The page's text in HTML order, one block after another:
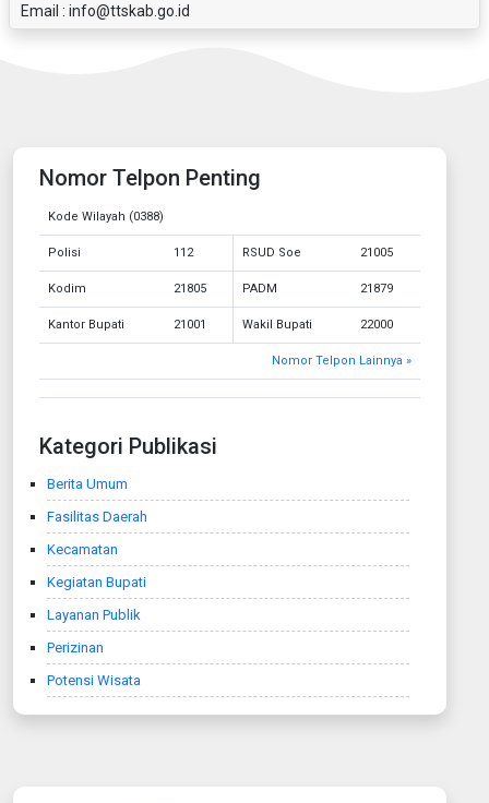
Email : info@ttskab.go.id
Nomor Telpon Penting
Kode Wilayah (0388)
Polisi 112 RSUD Soe 21005
Kodim 21805 PADM 21879
Kantor Bupati 21001 Wakil Bupati 22000
Nomor Telpon Lainnya »
Kategori Publikasi
Berita Umum
Fasilitas Daerah
Kecamatan
Kegiatan Bupati
Layanan Publik
Perizinan
Potensi Wisata